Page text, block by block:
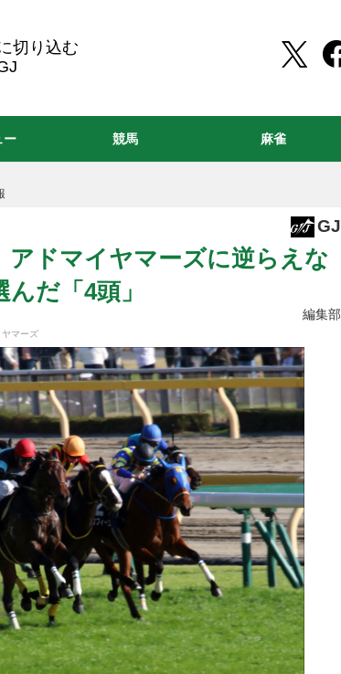
切り込む
GJ
アドマイヤマーズに逆らえな
だ「4頭」
編集部
マーズ
ー 競馬 麻雀